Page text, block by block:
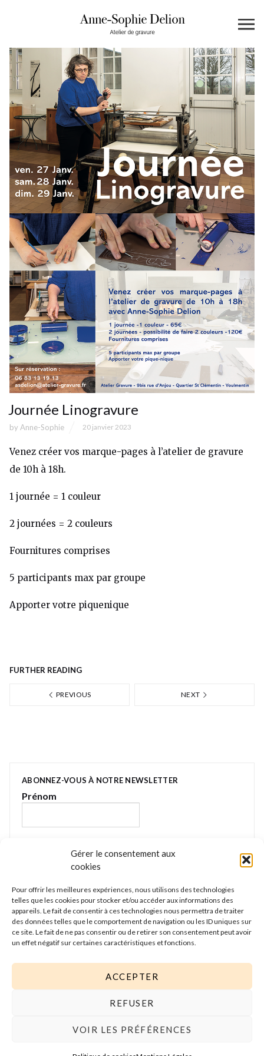
Gérer le consentement aux
cookies
Pour offrir les meilleures expériences, nous utilisons des technologies
telles que les cookies pour stocker et/ou accéder aux informations des
appareils. Le fait de consentir à ces technologies nous permettra de traiter
des données telles que le comportement de navigation ou les ID uniques sur
ce site. Le fait de ne pas consentir ou de retirer son consentement peut avoir
un effet négatif sur certaines caractéristiques et fonctions.
ACCEPTER
REFUSER
VOIR LES PRÉFÉRENCES
Journée Linogravure
by Anne-Sophie 20 janvier 2023
Venez créer vos marque-pages à l’atelier de gravure
de 10h à 18h.
1 journée = 1 couleur
2 journées = 2 couleurs
Fournitures comprises
5 participants max par groupe
Apporter votre piquenique
FURTHER READING
PREVIOUS NEXT
ABONNEZ-VOUS À NOTRE NEWSLETTER
Prénom
Nous gardons vos données privées et ne les
partageons qu’avec les tierces parties qui rendent ce
service possible. Lire notre politique de confidentialité
pour plus d’informations.